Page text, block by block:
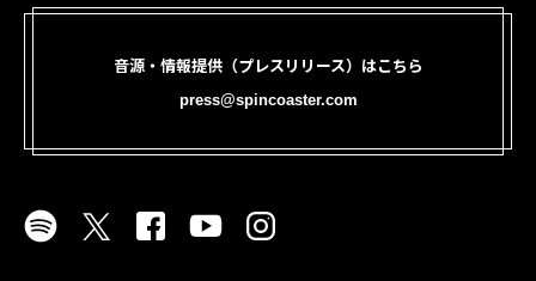
音源・情報提供（プレスリリース）はこちら
press@spincoaster.com